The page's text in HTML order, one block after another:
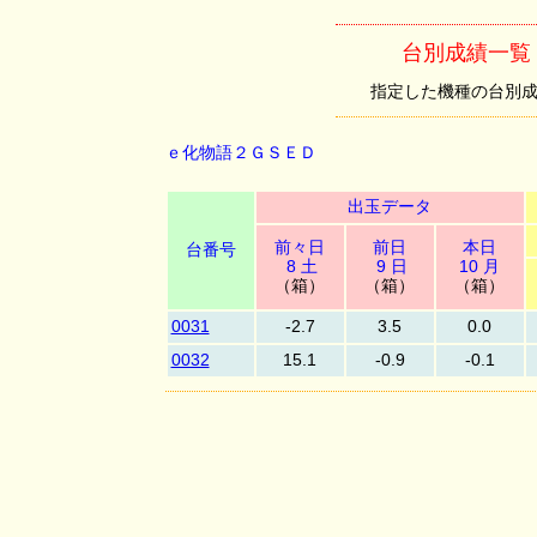
台別成績一
指定した機種の台別
ｅ化物語２ＧＳＥＤ
台番号
出玉データ
前々日
8 土
（箱）
前日
9 日
（箱）
本日
10 月
（箱）
0031 -2.7 3.5
0.0
0032
15.1 -0.9 -0.1